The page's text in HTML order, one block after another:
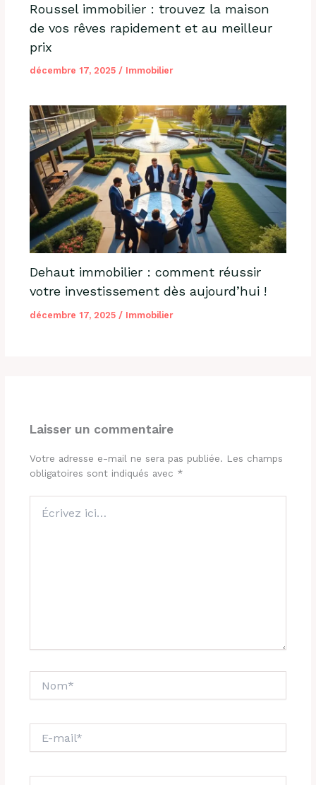
Roussel immobilier : trouvez la maison
de vos rêves rapidement et au meilleur
prix
décembre 17, 2025 / Immobilier
Dehaut immobilier : comment réussir
votre investissement dès aujourd’hui !
décembre 17, 2025 / Immobilier
Laisser un commentaire
Votre adresse e-mail ne sera pas publiée. Les champs
obligatoires sont indiqués avec *
ici…
mail*